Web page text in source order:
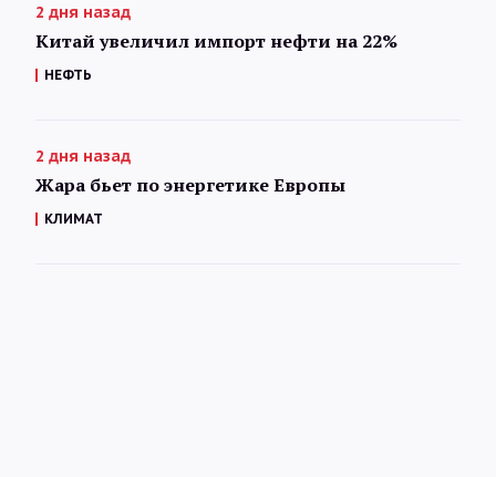
2 дня назад
Китай увеличил импорт нефти на 22%
НЕФТЬ
2 дня назад
Жара бьет по энергетике Европы
КЛИМАТ